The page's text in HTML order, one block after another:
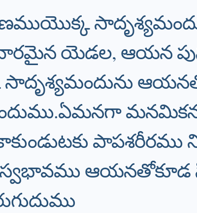
యెడల, ఆయన
పాపశరీరము